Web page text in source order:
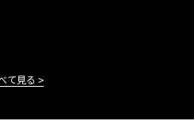
て見る